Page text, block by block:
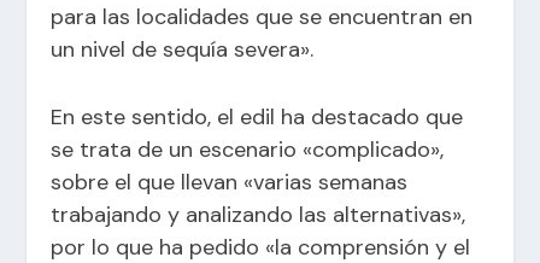
para las localidades que se encuentran en
un nivel de sequía severa».
En este sentido, el edil ha destacado que
se trata de un escenario «complicado»,
sobre el que llevan «varias semanas
trabajando y analizando las alternativas»,
por lo que ha pedido «la comprensión y el